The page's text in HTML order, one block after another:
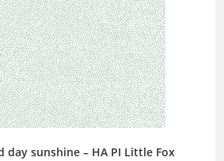
day sunshine – HA PI Little Fox